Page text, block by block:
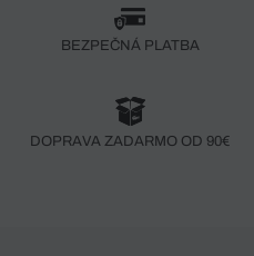
BEZPEČNÁ PLATBA
DOPRAVA ZADARMO OD 90€